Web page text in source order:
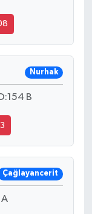
Nurhak
B
Çağlayancerit
A